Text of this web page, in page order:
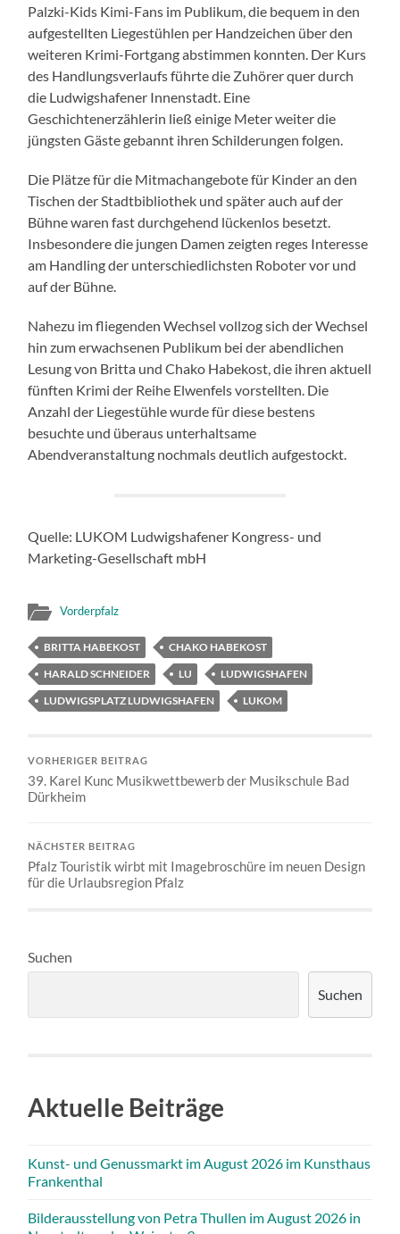
Palzki-Kids Kimi-Fans im Publikum, die bequem in den
aufgestellten Liegestühlen per Handzeichen über den
weiteren Krimi-Fortgang abstimmen konnten. Der Kurs
des Handlungsverlaufs führte die Zuhörer quer durch
die Ludwigshafener Innenstadt. Eine
Geschichtenerzählerin ließ einige Meter weiter die
jüngsten Gäste gebannt ihren Schilderungen folgen.
Die Plätze für die Mitmachangebote für Kinder an den
Tischen der Stadtbibliothek und später auch auf der
Bühne waren fast durchgehend lückenlos besetzt.
Insbesondere die jungen Damen zeigten reges Interesse
am Handling der unterschiedlichsten Roboter vor und
auf der Bühne.
Nahezu im fliegenden Wechsel vollzog sich der Wechsel
hin zum erwachsenen Publikum bei der abendlichen
Lesung von Britta und Chako Habekost, die ihren aktuell
fünften Krimi der Reihe Elwenfels vorstellten. Die
Anzahl der Liegestühle wurde für diese bestens
besuchte und überaus unterhaltsame
Abendveranstaltung nochmals deutlich aufgestockt.
Quelle: LUKOM Ludwigshafener Kongress- und
Marketing-Gesellschaft mbH
Vorderpfalz
BRITTA HABEKOST
CHAKO HABEKOST
HARALD SCHNEIDER
LU
LUDWIGSHAFEN
LUDWIGSPLATZ LUDWIGSHAFEN
LUKOM
VORHERIGER BEITRAG
39. Karel Kunc Musikwettbewerb der Musikschule Bad
Dürkheim
NÄCHSTER BEITRAG
Pfalz Touristik wirbt mit Imagebroschüre im neuen Design
für die Urlaubsregion Pfalz
Suchen
Suchen
Aktuelle Beiträge
Kunst- und Genussmarkt im August 2026 im Kunsthaus
Frankenthal
Bilderausstellung von Petra Thullen im August 2026 in